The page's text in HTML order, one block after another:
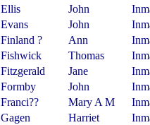
Ellis
John
Evans
John
Finland ?
Ann
Fishwick
Thomas
Fitzgerald
Jane
Formby
John
Franci??
Mary A M
Gagen
Harriet